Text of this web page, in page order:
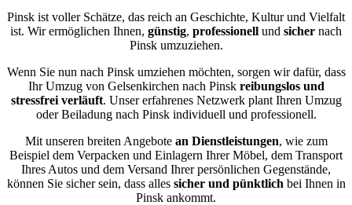
Pinsk ist voller Schätze, das reich an Geschichte, Kultur und Vielfalt
ist. Wir ermöglichen Ihnen, günstig, professionell und sicher nach
Pinsk umzuziehen.
Wenn Sie nun nach Pinsk umziehen möchten, sorgen wir dafür, dass
Ihr Umzug von Gelsenkirchen nach Pinsk reibungslos und
stressfrei verläuft. Unser erfahrenes Netzwerk plant Ihren Umzug
oder Beiladung nach Pinsk individuell und professionell.
Mit unseren breiten Angebotean Dienstleistungen, wie zum
Beispiel dem Verpacken und Einlagern Ihrer Möbel, dem Transport
Ihres Autos und dem Versand Ihrer persönlichen Gegenstände,
können Sie sicher sein, dass alles sicher und pünktlich bei Ihnen in
Pinsk ankommt.